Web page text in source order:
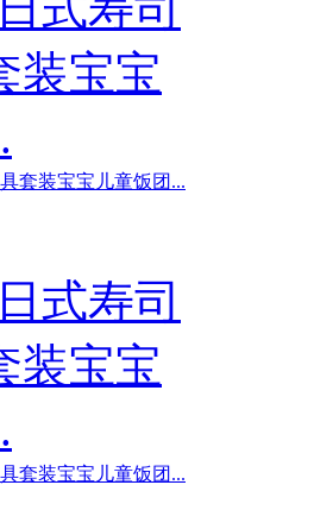
套装宝宝儿童饭团...
套装宝宝儿童饭团...